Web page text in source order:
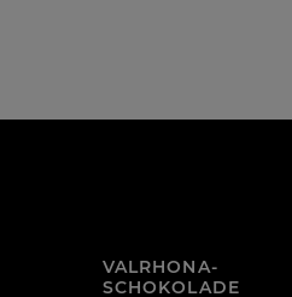
VALRHONA-
SCHOKOLADE